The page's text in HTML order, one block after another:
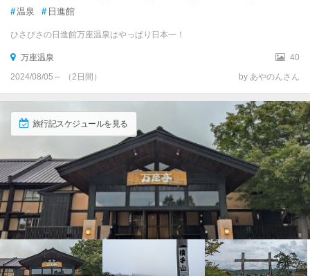
#温泉 # 日進館
ひさびさの日進館万座温泉はやっぱり日本一！
万座温泉
40
2024/08/05～ （2日間）
by あやのんさん
旅行記スケジュールを見る